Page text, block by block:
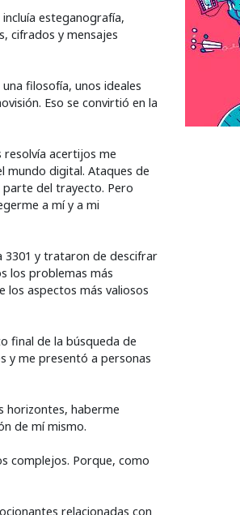
esteganografía,
cifrados y mensajes
filosofía, unos ideales
Eso se convirtió en la
resolvía acertijos me
mundo digital. Ataques de
parte del trayecto. Pero
a mí y a mi
3301 y trataron de descifrar
los problemas más
los aspectos más valiosos
final de la búsqueda de
y me presentó a personas
horizontes, haberme
de mí mismo.
complejos. Porque, como
relacionadas con